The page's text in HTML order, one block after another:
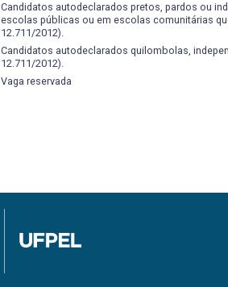
Candidatos autodeclarados pretos, pardos ou
escolas públicas ou em escolas comunitárias
12.711/2012).
Candidatos autodeclarados quilombolas,
12.711/2012).
Vaga reservada